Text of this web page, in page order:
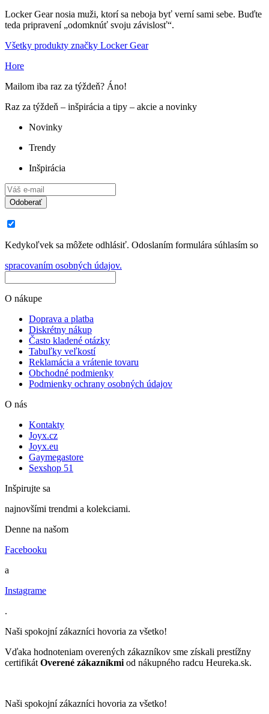
Locker Gear nosia muži, ktorí sa neboja byť verní sami sebe. Buďte
teda pripravení „odomknúť svoju závislosť“.
Všetky produkty značky Locker Gear
Hore
Mailom iba raz za týždeň? Áno!
Raz za týždeň – inšpirácia a tipy – akcie a novinky
Novinky
Trendy
Inšpirácia
Odoberať
Kedykoľvek sa môžete odhlásiť. Odoslaním formulára súhlasím so
spracovaním osobných údajov.
O nákupe
Doprava a platba
Diskrétny nákup
Často kladené otázky
Tabuľky veľkostí
Reklamácia a vrátenie tovaru
Obchodné podmienky
Podmienky ochrany osobných údajov
O nás
Kontakty
Joyx.cz
Joyx.eu
Gaymegastore
Sexshop 51
Inšpirujte sa
najnovšími trendmi a kolekciami.
Denne na našom
Facebooku
a
Instagrame
.
Naši spokojní zákazníci hovoria za všetko!
Vďaka hodnoteniam overených zákazníkov sme získali prestížny
certifikátOverené zákazníkmiod nákupného radcu Heureka.sk.
Naši spokojní zákazníci hovoria za všetko!